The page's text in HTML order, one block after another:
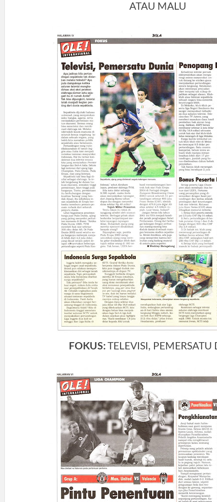
ATAU MALU
FOKUS:TELEVISI, PEMERSATU